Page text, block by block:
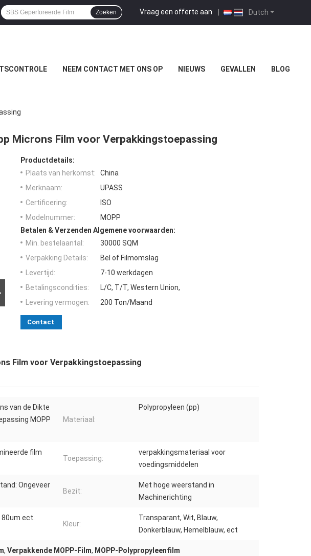
Dutch
Vraag een offerte aan |
Zoeken
NEEM CONTACT MET ONS OP NIEUWS GEVALLEN BLOG
Microns Film voor Verpakkingstoepassing
Productdetails:
Plaats van herkomst:
China
Merknaam:
UPASS
Certificering:
ISO
Modelnummer:
MOPP
Betalen & Verzenden Algemene voorwaarden:
Min. bestelaantal:
30000 SQM
Verpakking Details:
Bel of Filmomslag
Levertijd:
7-10 werkdagen
Betalingscondities:
L/C, T/T, Western Union,
Levering vermogen:
200 Ton/Maand
Contact
Film voor Verpakkingstoepassing
van de Dikte
MOPP
Materiaal:
Polypropyleen (pp)
film
Toepassing:
verpakkingsmateriaal voor
voedingsmiddelen
Ongeveer
Bezit:
Met hoge weerstand in
Machinerichting
80um ect.
Kleur:
Transparant, Wit, Blauw,
Donkerblauw, Hemelblauw, ect
, Verpakkende MOPP-Film, MOPP-Polypropyleenfilm